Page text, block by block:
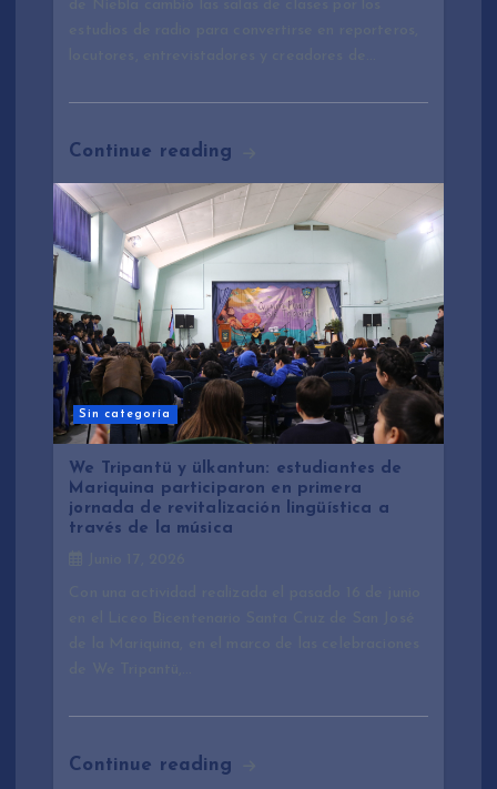
Continue reading
Sin categoría
We Tripantü y ülkantun: estudiantes de
Mariquina participaron en primera
jornada de revitalización lingüística a
través de la música
Continue reading